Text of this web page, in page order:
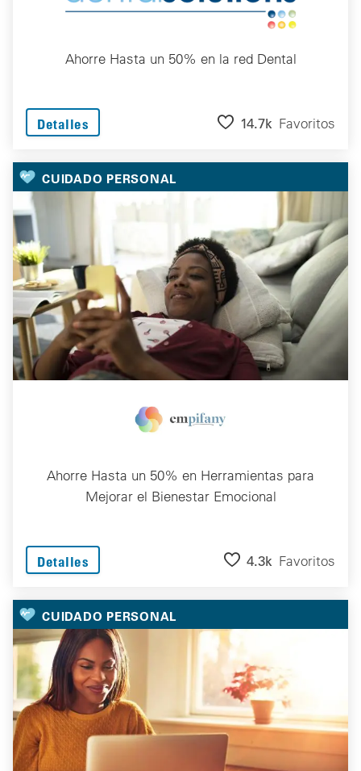
Ahorre Hasta un 50% en la red Dental
Detalles 14.7k Favoritos
CUIDADO PERSONAL
Ahorre Hasta un 50% en Herramientas para
Mejorar el Bienestar Emocional
Detalles 4.3k Favoritos
CUIDADO PERSONAL